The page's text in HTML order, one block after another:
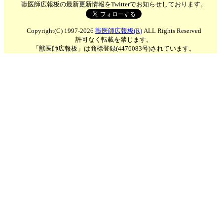
獣医師広報板の最新更新情報をTwitterでお知らせしております。
Copyright(C) 1997-2026 獣医師広報板(R)ALL Rights Reserved
許可なく転載を禁じます。
「獣医師広報板」は商標登録(4476083号)されています。